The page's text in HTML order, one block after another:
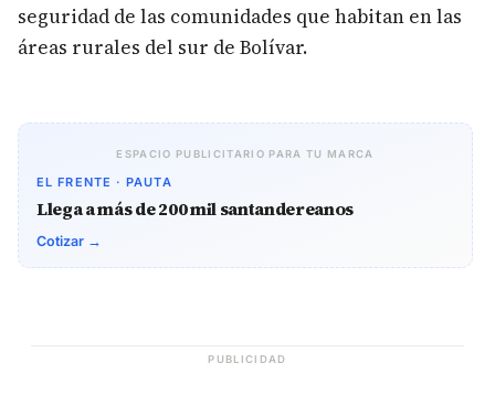
seguridad de las comunidades que habitan en las
áreas rurales del sur de Bolívar.
ESPACIO PUBLICITARIO PARA TU MARCA
EL FRENTE · PAUTA
Llega a más de 200 mil santandereanos
Cotizar →
PUBLICIDAD